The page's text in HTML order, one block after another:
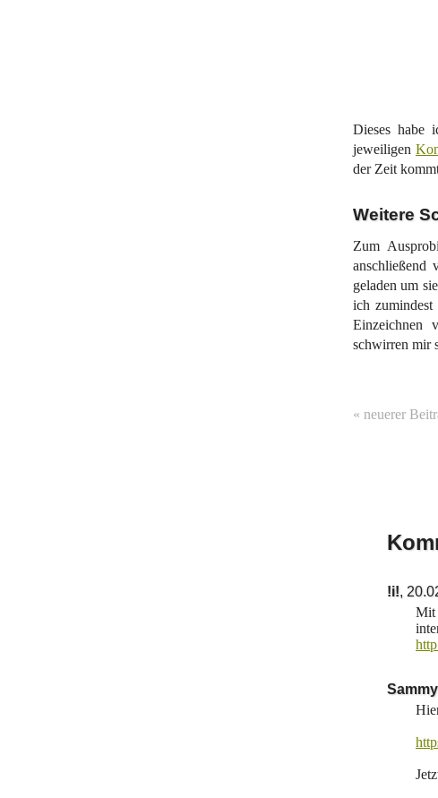
Dieses habe
jeweiligen
der Zeit
Weitere
Zum
geladen um
ich
Einzeichnen
schwirren mir
« neuerer
!i!,
Mit